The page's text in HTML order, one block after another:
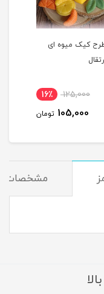
کیک میوه ای
125,000 16٪
105,000 تومان
مشخصات